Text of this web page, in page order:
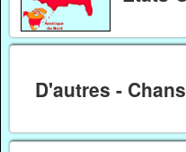
D'autres -